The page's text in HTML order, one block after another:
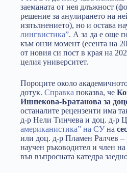
заеманата от нея длъжност
решение за анулирането на
изпълнението), но и остава
лингвистика”. А за да е още
към онзи момент (есента на
от новия си пост в края на
целия университет.
Пороците около
дотук. Справка показва, че
Ишпекова-Братанова за
останалите рецензенти има
д-р Нели Тинчева и доц. д-р
американистика” на СУна
или доц. д-р Пламен Ралчев
научен ръководител и член
във въпросната катедра